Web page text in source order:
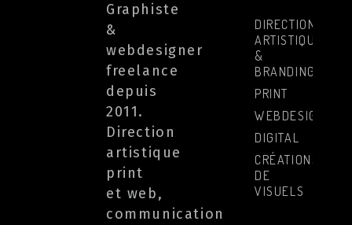
Graphiste
&
webdesigner
freelance
depuis
2011.
Direction
artistique
print
et web,
communication
DIRECTION
ARTISTIQUE
&
BRANDING
PRINT
WEBDESIGN
DIGITAL
CRÉATIONS
DE
VISUELS